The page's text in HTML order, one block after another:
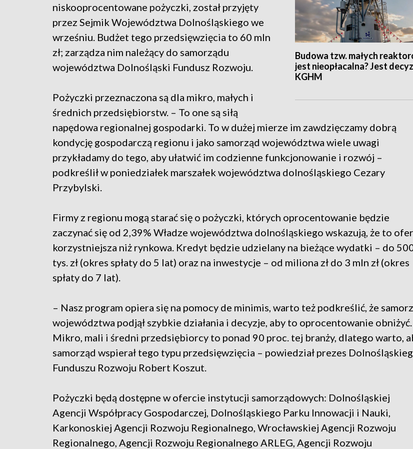
Budowa tzw. małych
jest nieopłacalna? Jest
KGHM
niskooprocentowane pożyczki, został przyjęty
przez Sejmik Województwa Dolnośląskiego we
wrześniu. Budżet tego przedsięwzięcia to 60 mln
zł; zarządza nim należący do samorządu
województwa Dolnośląski Fundusz Rozwoju.
Pożyczki przeznaczona są dla mikro, małych i
średnich przedsiębiorstw. – To one są siłą
napędowa regionalnej gospodarki. To w dużej mierze im zawdzięczamy dobrą
kondycję gospodarczą regionu i jako samorząd województwa wiele uwagi
przykładamy do tego, aby ułatwić im codzienne funkcjonowanie i rozwój –
podkreślił w poniedziałek marszałek województwa dolnośląskiego Cezary
Przybylski.
Firmy z regionu mogą starać się o pożyczki, których oprocentowanie będzie
zaczynać się od 2,39% Władze województwa dolnośląskiego wskazują, że to
korzystniejsza niż rynkowa. Kredyt będzie udzielany na bieżące wydatki – do
tys. zł (okres spłaty do 5 lat) oraz na inwestycje – od miliona zł do 3 mln zł (okres
spłaty do 7 lat).
– Nasz program opiera się na pomocy de minimis, warto też podkreślić, że
województwa podjął szybkie działania i decyzje, aby to oprocentowanie obniżyć.
Mikro, mali i średni przedsiębiorcy to ponad 90 proc. tej branży, dlatego warto,
samorząd wspierał tego typu przedsięwzięcia – powiedział prezes
Funduszu Rozwoju Robert Koszut.
Pożyczki będą dostępne w ofercie instytucji samorządowych: Dolnośląskiej
Agencji Współpracy Gospodarczej, Dolnośląskiego Parku Innowacji i Nauki,
Karkonoskiej Agencji Rozwoju Regionalnego, Wrocławskiej Agencji Rozwoju
Regionalnego, Agencji Rozwoju Regionalnego ARLEG, Agencji Rozwoju